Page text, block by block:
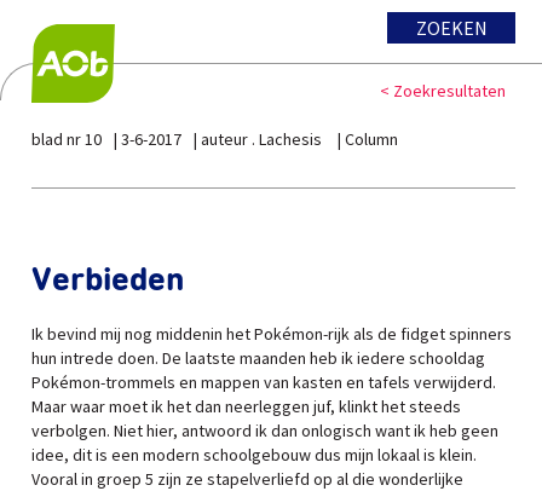
ZOEKEN
< Zoekresultaten
blad nr 10 3-6-2017 auteur . Lachesis Column
Verbieden
Ik bevind mij nog middenin het Pokémon-rijk als de fidget spinners
hun intrede doen. De laatste maanden heb ik iedere schooldag
Pokémon-trommels en mappen van kasten en tafels verwijderd.
Maar waar moet ik het dan neerleggen juf, klinkt het steeds
verbolgen. Niet hier, antwoord ik dan onlogisch want ik heb geen
idee, dit is een modern schoolgebouw dus mijn lokaal is klein.
Vooral in groep 5 zijn ze stapelverliefd op al die wonderlijke